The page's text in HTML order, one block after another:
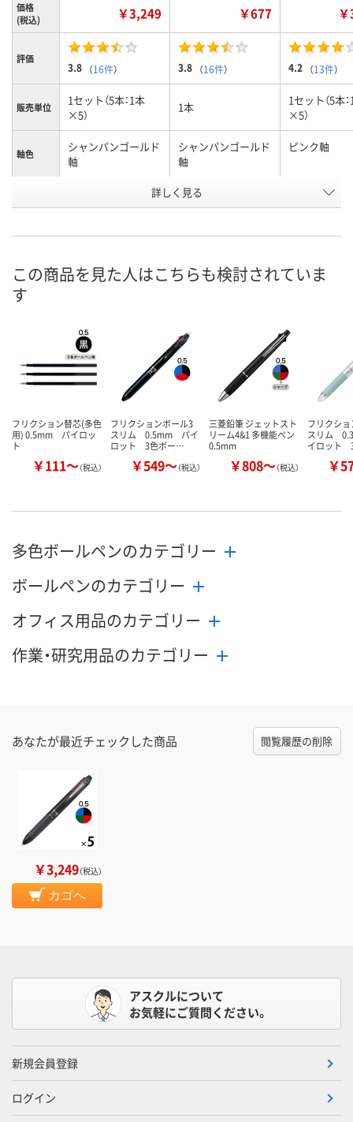
価格
(税込)
￥3,249 ￥677
評価
3.8 （16件） 3.8 （16件） 4.2 （13件）
販売単位
1セット（5本：1本
×5）
1本
1セット（5本
×5）
軸色
シャンパンゴールド
軸
シャンパンゴールド
軸
ピンク軸
4059276 P238058
8月7日（金）
詳しく見る
この商品を見た人はこちらも検討されていま
す
フリクション替芯(多色
用) 0.5mm パイロッ
ト
￥111～（税込）
フリクションボール3
スリム 0.5mm パイ
ロット 3色ボー…
￥549～（税込）
三菱鉛筆 ジェットスト
リーム4&1 多機能ペン
0.5mm
￥808～（税込）
フリクシ
スリム
イロット
￥
多色ボールペンのカテゴリー
ボールペンのカテゴリー
オフィス用品のカテゴリー
作業・研究用品のカテゴリー
あなたが最近チェックした商品 閲覧履歴の削除
￥3,249（税込）
カゴへ
アスクルについて
お気軽にご質問ください。
新規会員登録
ログイン